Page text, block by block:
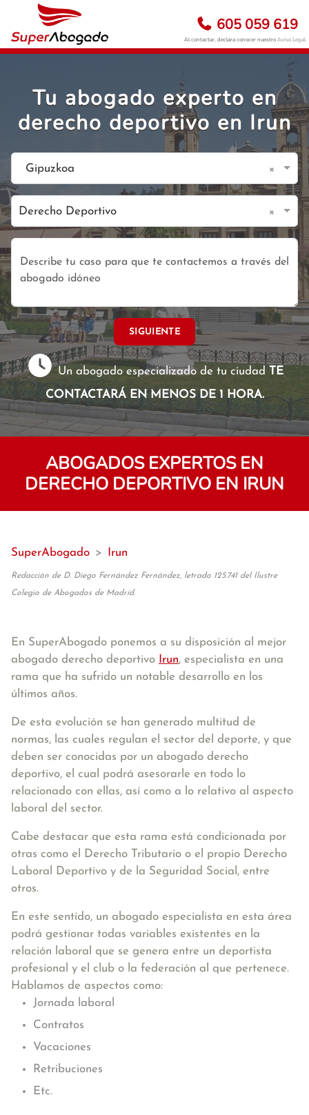
605 059 619
Al contactar, declara conocer nuestroAviso Legal
Tu abogado experto en
derecho deportivo en Irun
Gipuzkoa ×
Derecho Deportivo ×
SIGUIENTE
Un abogado especializado de tu ciudad TE
CONTACTARÁ EN MENOS DE 1 HORA.
ABOGADOS EXPERTOS EN
DERECHO DEPORTIVO EN IRUN
SuperAbogado > Irun
Redacción de D. Diego Fernández Fernández, letrado 125.741 del Ilustre
Colegio de Abogados de Madrid.
En SuperAbogado ponemos a su disposición al mejor
abogado derecho deportivo
Irun, especialista en una
rama que ha sufrido un notable desarrollo en los
últimos años.
De esta evolución se han generado multitud de
normas, las cuales regulan el sector del deporte, y que
deben ser conocidas por un abogado derecho
deportivo, el cual podrá asesorarle en todo lo
relacionado con ellas, así como a lo relativo al aspecto
laboral del sector.
Cabe destacar que esta rama está condicionada por
otras como el Derecho Tributario o el propio Derecho
Laboral Deportivo y de la Seguridad Social, entre
otros.
En este sentido, un abogado especialista en esta área
podrá gestionar todas variables existentes en la
relación laboral que se genera entre un deportista
profesional y el club o la federación al que pertenece.
Hablamos de aspectos como:
Jornada laboral
Contratos
Vacaciones
Retribuciones
Etc.